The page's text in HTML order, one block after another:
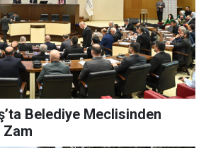
Belediye Meclisinden
Zam